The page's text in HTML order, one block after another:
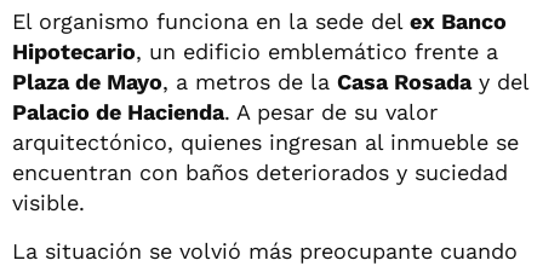
El organismo funciona en la sede del ex Banco
Hipotecario, un edificio emblemático frente a
Plaza de Mayo, a metros de la Casa Rosaday del
Palacio de Hacienda. A pesar de su valor
arquitectónico, quienes ingresan al inmueble se
encuentran con baños deteriorados y suciedad
visible.
La situación se volvió más preocupante cuando